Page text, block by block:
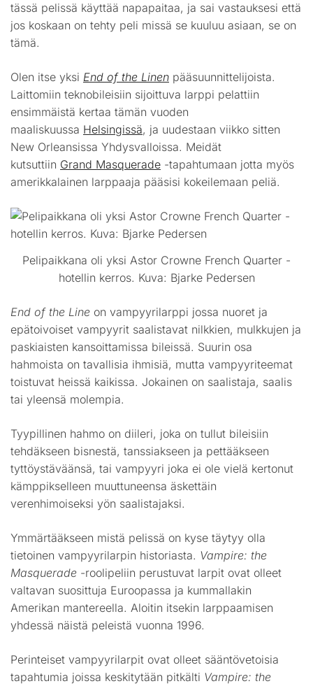
tässä pelissä käyttää napapaitaa, ja sai vastauksesi että
jos koskaan on tehty peli missä se kuuluu asiaan, se on
tämä.
Olen itse yksi End of the Linen pääsuunnittelijoista.
Laittomiin teknobileisiin sijoittuva larppi pelattiin
ensimmäistä kertaa tämän vuoden
maaliskuussa Helsingissä, ja uudestaan viikko sitten
New Orleansissa Yhdysvalloissa. Meidät
kutsuttiin Grand Masquerade -tapahtumaan jotta myös
amerikkalainen larppaaja pääsisi kokeilemaan peliä.
Pelipaikkana oli yksi Astor Crowne French Quarter -
hotellin kerros. Kuva: Bjarke Pedersen
End of the Line on vampyyrilarppi jossa nuoret ja
epätoivoiset vampyyrit saalistavat nilkkien, mulkkujen ja
paskiaisten kansoittamissa bileissä. Suurin osa
hahmoista on tavallisia ihmisiä, mutta vampyyriteemat
toistuvat heissä kaikissa. Jokainen on saalistaja, saalis
tai yleensä molempia.
Tyypillinen hahmo on diileri, joka on tullut bileisiin
tehdäkseen bisnestä, tanssiakseen ja pettääkseen
tyttöystäväänsä, tai vampyyri joka ei ole vielä kertonut
kämppikselleen muuttuneensa äskettäin
verenhimoiseksi yön saalistajaksi.
Ymmärtääkseen mistä pelissä on kyse täytyy olla
tietoinen vampyyrilarpin historiasta. Vampire: the
Masquerade -roolipeliin perustuvat larpit ovat olleet
valtavan suosittuja Euroopassa ja kummallakin
Amerikan mantereella. Aloitin itsekin larppaamisen
yhdessä näistä peleistä vuonna 1996.
Perinteiset vampyyrilarpit ovat olleet sääntövetoisia
tapahtumia joissa keskitytään pitkälti Vampire: the